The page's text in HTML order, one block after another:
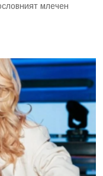
млечен